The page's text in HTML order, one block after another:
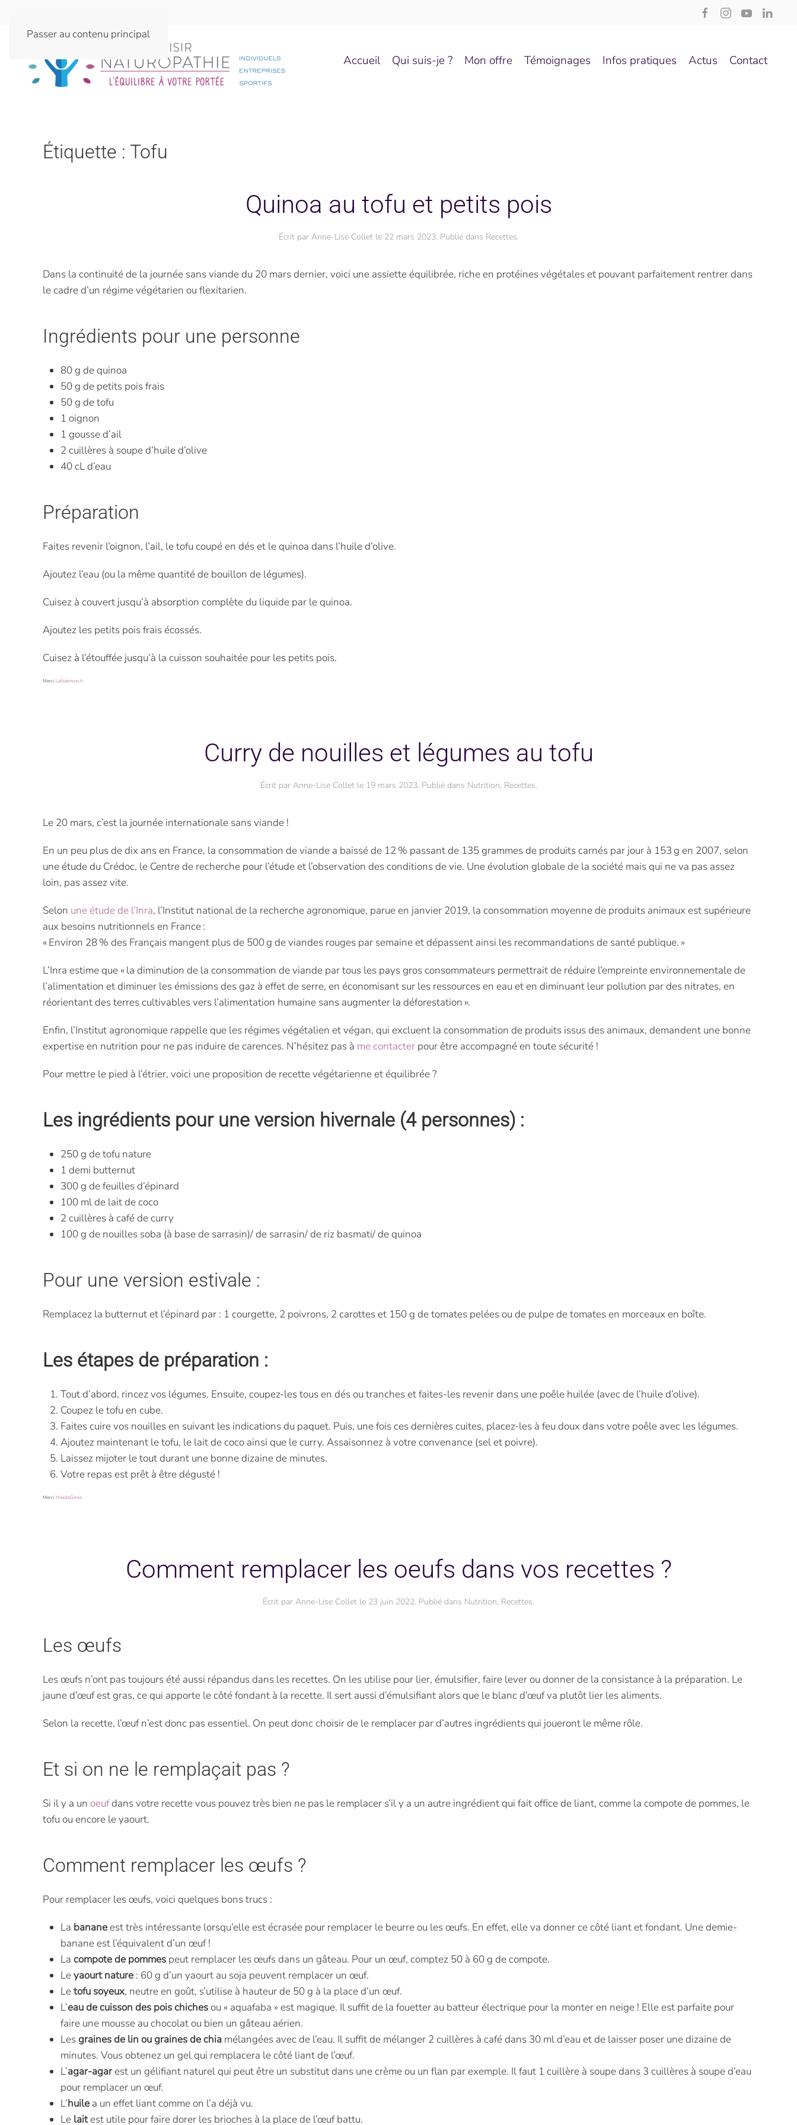
Passer au contenu principal
Accueil Qui suis-je ? Mon offre Témoignages Infos pratiques Actus Contact
Étiquette : Tofu
Quinoa au tofu et petits pois
Écrit par Anne-Lise Colletle 22 mars 2023. Publié dans Recettes.
Dans la continuité de la journée sans viande du 20 mars dernier, voici une assiette équilibrée, riche en protéines végétales et pouvant parfaitement rentrer dans
le cadre d’un régime végétarien ou flexitarien.
Ingrédients pour une personne
80 g de quinoa
50 g de petits pois frais
50 g de tofu
1 oignon
1 gousse d’ail
2 cuillères à soupe d’huile d’olive
40 cL d’eau
Préparation
Faites revenir l’oignon, l’ail, le tofu coupé en dés et le quinoa dans l’huile d’olive.
Ajoutez l’eau (ou la même quantité de bouillon de légumes).
Cuisez à couvert jusqu’à absorption complète du liquide par le quinoa.
Ajoutez les petits pois frais écossés.
Cuisez à l’étouffée jusqu’à la cuisson souhaitée pour les petits pois.
MerciLaNutrition.fr
Curry de nouilles et légumes au tofu
Écrit par Anne-Lise Colletle 19 mars 2023. Publié dans Nutrition, Recettes.
Le 20 mars, c’est la journée internationale sans viande !
En un peu plus de dix ans en France, la consommation de viande a baissé de 12 % passant de 135 grammes de produits carnés par jour à 153 g en 2007, selon
une étude du Crédoc, le Centre de recherche pour l’étude et l’observation des conditions de vie. Une évolution globale de la société mais qui ne va pas assez
loin, pas assez vite.
Selon une étude de l’Inra, l’Institut national de la recherche agronomique, parue en janvier 2019, la consommation moyenne de produits animaux est supérieure
aux besoins nutritionnels en France :
« Environ 28 % des Français mangent plus de 500 g de viandes rouges par semaine et dépassent ainsi les recommandations de santé publique. »
L’Inra estime que « la diminution de la consommation de viande par tous les pays gros consommateurs permettrait de réduire l’empreinte environnementale de
l’alimentation et diminuer les émissions des gaz à effet de serre, en économisant sur les ressources en eau et en diminuant leur pollution par des nitrates, en
réorientant des terres cultivables vers l’alimentation humaine sans augmenter la déforestation ».
Enfin, l’Institut agronomique rappelle que les régimes végétalien et végan, qui excluent la consommation de produits issus des animaux, demandent une bonne
expertise en nutrition pour ne pas induire de carences. N’hésitez pas à me contacter pour être accompagné en toute sécurité !
Pour mettre le pied à l’étrier, voici une proposition de recette végétarienne et équilibrée ?
Les ingrédients pour une version hivernale (4 personnes) :
250 g de tofu nature
1 demi butternut
300 g de feuilles d’épinard
100 ml de lait de coco
2 cuillères à café de curry
100 g de nouilles soba (à base de sarrasin)/ de sarrasin/ de riz basmati/ de quinoa
Pour une version estivale :
Remplacez la butternut et l’épinard par : 1 courgette, 2 poivrons, 2 carottes et 150 g de tomates pelées ou de pulpe de tomates en morceaux en boîte.
Les étapes de préparation :
Tout d’abord, rincez vos légumes. Ensuite, coupez-les tous en dés ou tranches et faites-les revenir dans une poêle huilée (avec de l’huile d’olive).
Coupez le tofu en cube.
Faites cuire vos nouilles en suivant les indications du paquet. Puis, une fois ces dernières cuites, placez-les à feu doux dans votre poêle avec les légumes.
Ajoutez maintenant le tofu, le lait de coco ainsi que le curry. Assaisonnez à votre convenance (sel et poivre).
Laissez mijoter le tout durant une bonne dizaine de minutes.
Votre repas est prêt à être dégusté !
MerciMaxdeGenie
Comment remplacer les oeufs dans vos recettes ?
Écrit par Anne-Lise Collet le 23 juin 2022. Publié dans Nutrition, Recettes.
Les œufs
Les œufs n’ont pas toujours été aussi répandus dans les recettes. On les utilise pour lier, émulsifier, faire lever ou donner de la consistance à la préparation. Le
jaune d’œuf est gras, ce qui apporte le côté fondant à la recette. Il sert aussi d’émulsifiant alors que le blanc d’œuf va plutôt lier les aliments.
Selon la recette, l’œuf n’est donc pas essentiel. On peut donc choisir de le remplacer par d’autres ingrédients qui joueront le même rôle.
Et si on ne le remplaçait pas ?
Si il y a un oeufdans votre recette vous pouvez très bien ne pas le remplacer s’il y a un autre ingrédient qui fait office de liant, comme la compote de pommes, le
tofu ou encore le yaourt.
Comment remplacer les œufs ?
Pour remplacer les œufs, voici quelques bons trucs :
La bananeest très intéressante lorsqu’elle est écrasée pour remplacer le beurre ou les œufs. En effet, elle va donner ce côté liant et fondant. Une demie-
banane est l’équivalent d’un œuf !
La compote de pommes peut remplacer les œufs dans un gâteau. Pour un œuf, comptez 50 à 60 g de compote.
Leyaourt nature : 60 g d’un yaourt au soja peuvent remplacer un œuf.
Letofu soyeux, neutre en goût, s’utilise à hauteur de 50 g à la place d’un œuf.
L’eau de cuisson des pois chichesou « aquafaba » est magique. Il suffit de la fouetter au batteur électrique pour la monter en neige ! Elle est parfaite pour
faire une mousse au chocolat ou bien un gâteau aérien.
Lesgraines de lin ou graines de chia mélangées avec de l’eau. Il suffit de mélanger 2 cuillères à café dans 30 ml d’eau et de laisser poser une dizaine de
minutes. Vous obtenez un gel qui remplacera le côté liant de l’œuf.
L’agar-agarest un gélifiant naturel qui peut être un substitut dans une crème ou un flan par exemple. Il faut 1 cuillère à soupe dans 3 cuillères à soupe d’eau
pour remplacer un œuf.
L’huile a un effet liant comme on l’a déjà vu.
Le laitest utile pour faire dorer les brioches à la place de l’œuf battu.